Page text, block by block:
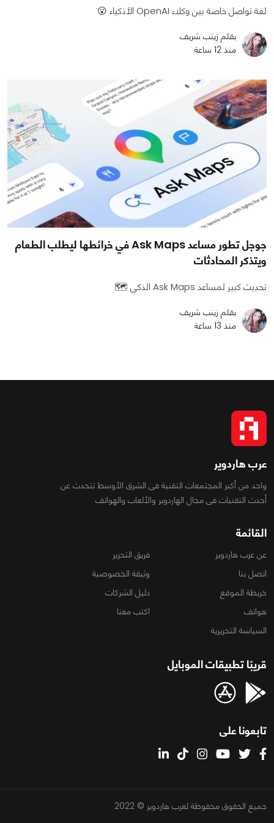
لغة تواصل خاصة بين وكلاء OpenAI الأذكياء 😮
بقلم زينب شريف
منذ 12 ساعة
جوجل تطور مساعد Ask Maps في خرائطها ليطلب الطعام
ويتذكر المحادثات
تحديث كبير لمساعد Ask Maps الذكي 🗺️
بقلم زينب شريف
منذ 13 ساعة
عرب هاردوير
واحد من أكبر المجتمعات التقنية فى الشرق الأوسط تتحدث عن
أحدث التقنيات فى مجال الهاردوير والألعاب والهواتف
القائمة
عن عرب هاردوير
فريق التحرير
اتصل بنا
وثيقة الخصوصية
خريطة الموقع
دليل الشركات
هواتف
اكتب معنا
السياسة التحريرية
قريبًا تطبيقات الموبايل
تابعونا على
جميع الحقوق محفوظة لعرب هاردوير © 2022